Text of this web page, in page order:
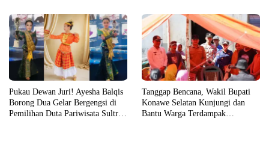
Pukau Dewan Juri! Ayesha Balqis
Borong Dua Gelar Bergengsi di
Pemilihan Duta Pariwisata Sultra
Tanggap Bencana, Wakil Bupati
Konawe Selatan Kunjungi dan
Bantu Warga Terdampak